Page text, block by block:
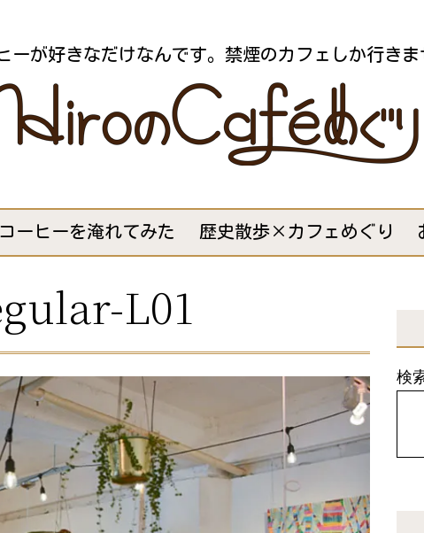
ーが好きなだけなんです。禁煙のカフェしか行きま
ーヒーを淹れてみた 歴史散歩×カフェめぐり
L01
検